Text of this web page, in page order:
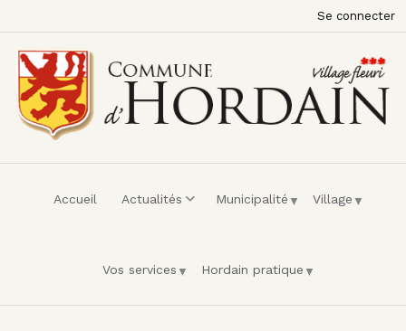
Menu du compte de l'utilisateur
Se connecter
Accueil Actualités Municipalité Village
Vos services Hordain pratique